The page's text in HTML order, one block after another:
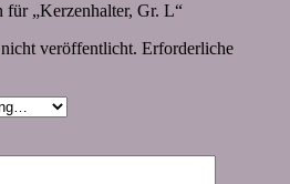
für „Kerzenhalter, Gr. L“
veröffentlicht. Erforderliche